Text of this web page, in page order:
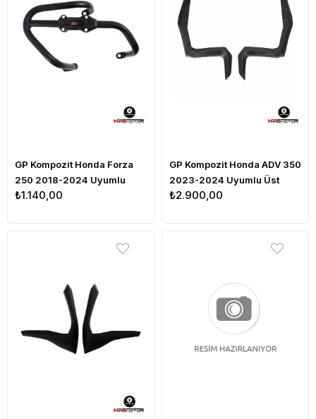
GP Kompozit Honda Forza
250 2018-2024 Uyumlu
Egzoz Koruma Demiri Siyah
₺1.140,00
GP Kompozit Honda ADV 350
2023-2024 Uyumlu Üst
Bacak Koruma Siyah
₺2.900,00